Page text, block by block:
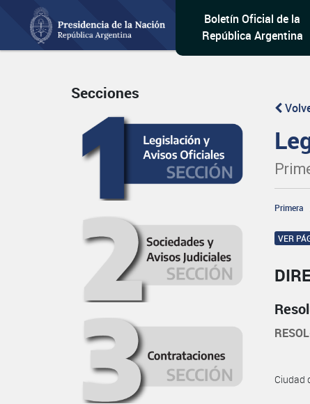
Boletín Oficial de la
República Argentina
Secciones
Primera
VER
Ciudad